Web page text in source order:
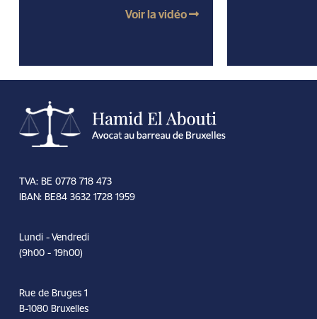
Voir la vidéo
TVA: BE 0778 718 473
IBAN: BE84 3632 1728 1959
Lundi - Vendredi
(9h00 - 19h00)
Rue de Bruges 1
B-1080 Bruxelles